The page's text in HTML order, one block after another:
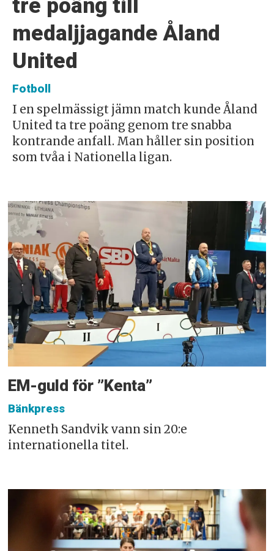
tre poäng till
medaljjagande Åland
United
Fotboll
I en spelmässigt jämn match kunde Åland
United ta tre poäng genom tre snabba
kontrande anfall. Man håller sin position
som tvåa i Nationella ligan.
EM-guld för ”Kenta”
Bänkpress
Kenneth Sandvik vann sin 20:e
internationella titel.